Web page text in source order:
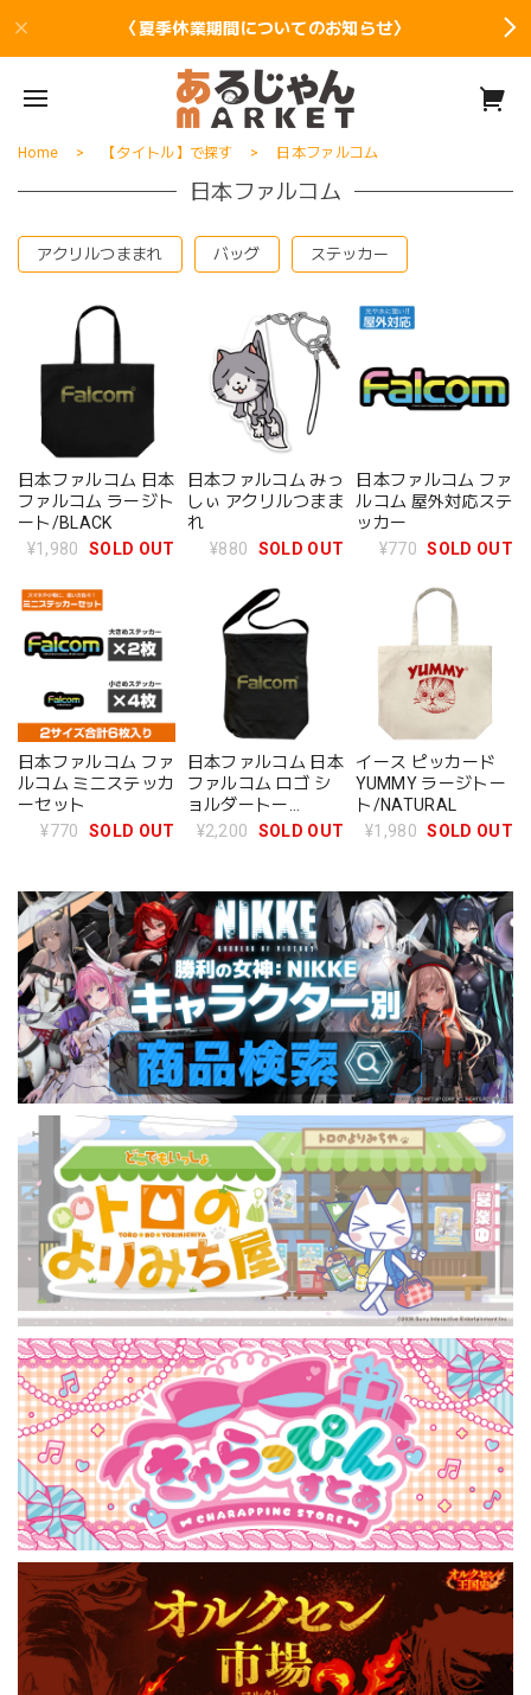
〈夏季休業期間についてのお知らせ〉
Home 【タイトル】で探す 日本ファルコム
日本ファルコム
アクリルつままれ バッグ ステッカー
日本ファルコム 日本
ファルコム ラージト
ート/BLACK
¥1,980
SOLD OUT
日本ファルコム みっ
しぃ アクリルつまま
れ
¥880
SOLD OUT
日本ファルコム ファ
ルコム 屋外対応ステ
ッカー
¥770 SOLD OUT
日本ファルコム ファ
ルコム ミニステッカ
ーセット
¥770
SOLD OUT
日本ファルコム 日本
ファルコム ロゴ シ
ョルダートー
ト/BLACK
¥2,200 SOLD OUT
イース ピッカード
YUMMY ラージトー
ト/NATURAL
¥1,980 SOLD OUT